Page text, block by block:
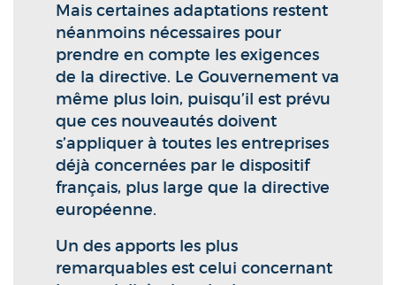
Mais certaines adaptations restent
néanmoins nécessaires pour
prendre en compte les exigences
de la directive. Le Gouvernement va
même plus loin, puisqu’il est prévu
que ces nouveautés doivent
s’appliquer à toutes les entreprises
déjà concernées par le dispositif
français, plus large que la directive
européenne.
Un des apports les plus
remarquables est celui concernant